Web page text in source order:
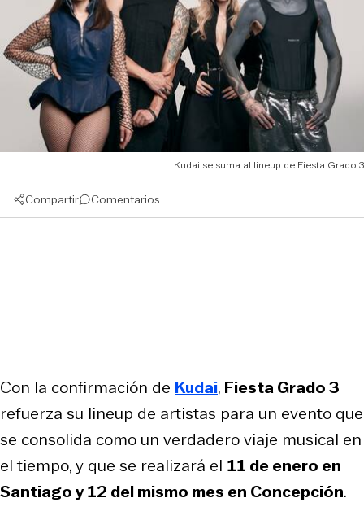
Kudai se suma al lineup de Fiesta Grado 3
Compartir Comentarios
Con la confirmación de Kudai, Fiesta Grado 3
refuerza su lineup de artistas para un evento que
se consolida como un verdadero viaje musical en
el tiempo, y que se realizará el 11 de enero en
Santiago y 12 del mismo mes en Concepción.